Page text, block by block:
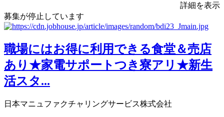
詳細を表示
募集が停止しています
職場にはお得に利用できる食堂＆売店
あり★家電サポートつき寮アリ★新生
活スタ...
日本マニュファクチャリングサービス株式会社